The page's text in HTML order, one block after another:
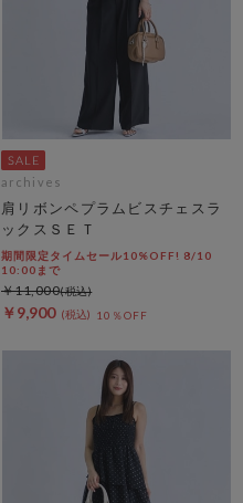
archives
肩リボンペプラムビスチェスラ
ックスＳＥＴ
期間限定タイムセール10%OFF! 8/10
10:00まで
￥9,900 10％OFF
￥11,000